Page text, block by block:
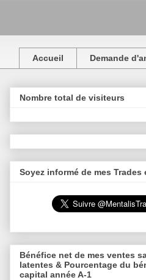
Accueil Demande
Nombre total de visiteurs
Soyez informé de mes Trades
Bénéfice net de mes ventes
latentes & Pourcentage du
capital année A-1